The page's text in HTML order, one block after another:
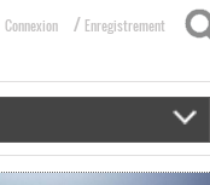
Connexion / Enregistrement